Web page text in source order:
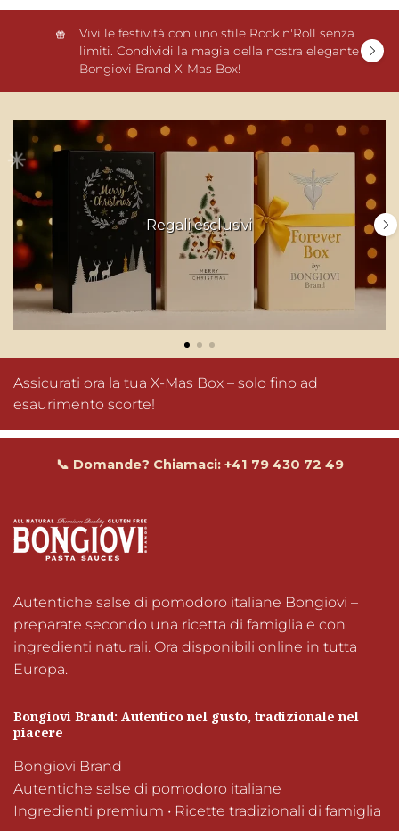
Vivi le festività con uno stile Rock'n'Roll senza
limiti. Condividi la magia della nostra elegante
Bongiovi Brand X-Mas Box!
Regali esclusivi
Assicurati ora la tua X-Mas Box – solo fino ad
esaurimento scorte!
📞 Domande? Chiamaci: +41 79 430 72 49
Autentiche salse di pomodoro italiane Bongiovi –
preparate secondo una ricetta di famiglia e con
ingredienti naturali. Ora disponibili online in tutta
Europa.
Bongiovi Brand: Autentico nel gusto, tradizionale nel
piacere
Bongiovi Brand
Autentiche salse di pomodoro italiane
Ingredienti premium • Ricette tradizionali di famiglia